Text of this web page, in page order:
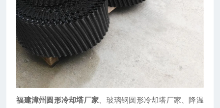
福建漳州圆形冷却塔厂家、玻璃钢圆形冷却塔厂家、降温